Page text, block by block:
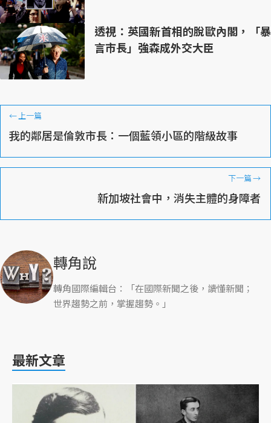
透視：英國新首相的脫歐內閣，「暴
言市長」強森成外交大臣
←上一篇
我的鄰居是倫敦市長：一個藍領小區的階級故事
下一篇→
新加坡社會中，消失主體的身障者
轉角說
轉角國際編輯台：「在國際新聞之後，讀懂新聞；
世界趨勢之前，掌握趨勢。」
最新文章